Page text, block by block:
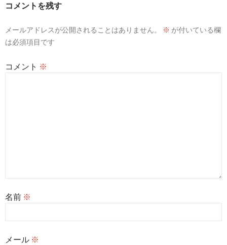
コメントを残す
メールアドレスが公開されることはありません。 ※ が付いている欄
は必須項目です
コメント ※
名前 ※
メール ※